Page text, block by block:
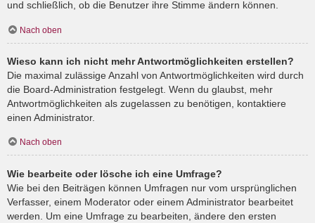
und schließlich, ob die Benutzer ihre Stimme ändern können.
Nach oben
Wieso kann ich nicht mehr Antwortmöglichkeiten erstellen?
Die maximal zulässige Anzahl von Antwortmöglichkeiten wird durch
die Board-Administration festgelegt. Wenn du glaubst, mehr
Antwortmöglichkeiten als zugelassen zu benötigen, kontaktiere
einen Administrator.
Nach oben
Wie bearbeite oder lösche ich eine Umfrage?
Wie bei den Beiträgen können Umfragen nur vom ursprünglichen
Verfasser, einem Moderator oder einem Administrator bearbeitet
werden. Um eine Umfrage zu bearbeiten, ändere den ersten